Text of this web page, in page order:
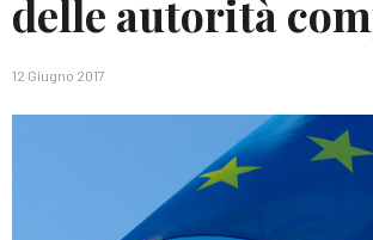
delle autorità
12 Giugno 2017